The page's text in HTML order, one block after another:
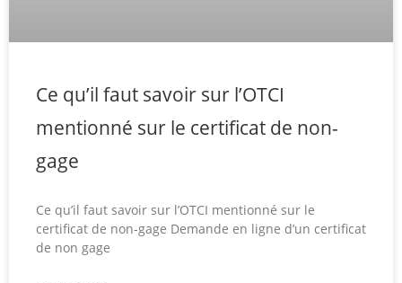
Ce qu’il faut savoir sur l’OTCI
mentionné sur le certificat de non-
gage
Ce qu’il faut savoir sur l’OTCI mentionné sur le
certificat de non-gage Demande en ligne d’un certificat
de non gage